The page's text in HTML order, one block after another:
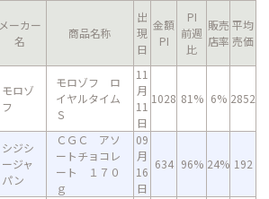
メーカー
名
商品名称
出
現
日
金額
PI
PI
前週
比
販売
店率
平均
売価
モロゾ
フ
モロゾフ ロ
イヤルタイム
Ｓ
11
月
11
日
1028 81% 6% 2852
シジシ
ージャ
パン
ＣＧＣ アソ
ートチョコレ
ート １７０
ｇ
09
月
16
日
634 96% 24% 192